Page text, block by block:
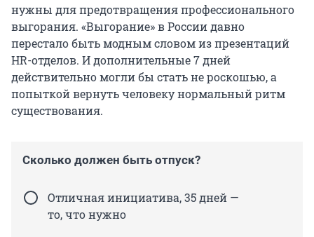
нужны для предотвращения профессионального
выгорания. «Выгорание» в России давно
перестало быть модным словом из презентаций
HR-отделов. И дополнительные 7 дней
действительно могли бы стать не роскошью, а
попыткой вернуть человеку нормальный ритм
существования.
Сколько должен быть отпуск?
Отличная инициатива, 35 дней —
то, что нужно